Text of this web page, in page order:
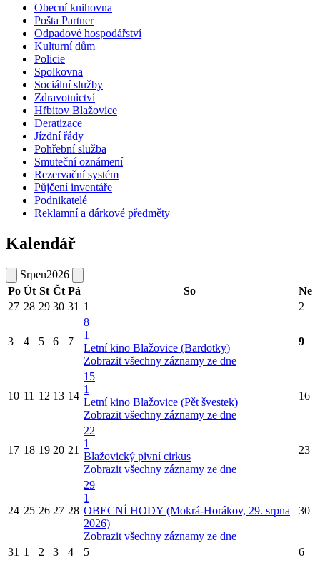
Obecní knihovna
Pošta Partner
Odpadové hospodářství
Kulturní dům
Policie
Spolkovna
Sociální služby
Zdravotnictví
Hřbitov Blažovice
Deratizace
Jízdní řády
Pohřební služba
Smuteční oznámení
Rezervační systém
Půjčení inventáře
Podnikatelé
Reklamní a dárkové předměty
Kalendář
Srpen2026
Po Út St Čt Pá So
Ne
27 28 29 30 31 1 2
3 4 5 6 7
8
1
Letní kino Blažovice (Bardotky)
Zobrazit všechny záznamy ze dne
9
10 11 12 13 14
15
1
Letní kino Blažovice (Pět švestek)
Zobrazit všechny záznamy ze dne
16
17 18 19 20 21
22
1
Blažovický pivní cirkus
Zobrazit všechny záznamy ze dne
23
24 25 26 27 28
29
1
OBECNÍ HODY (Mokrá-Horákov, 29. srpna
2026)
Zobrazit všechny záznamy ze dne
30
31 1 2 3 4 5 6